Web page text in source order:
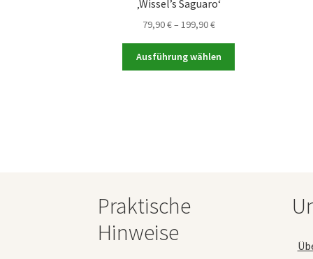
‚Wissel’s Saguaro‘
79,90€– 199,90€Preisspanne:
bis
199,90 €
Ausführung wählen
Praktische
Hinweise